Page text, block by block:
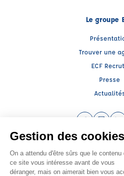
Le groupe
Trouver une
ECF
Presse
Facebook
Raison sociale : ECF CER CENTRE
SIREN: 312379266 - Numéro de TVA
Agrément
Siège social : RN 11 - Rte de la Mothe Les